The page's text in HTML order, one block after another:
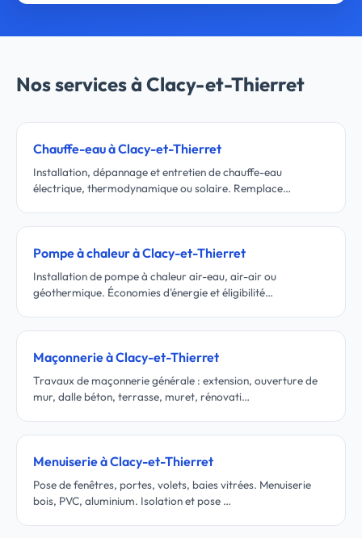
Nos services à Clacy-et-Thierret
Chauffe-eau à Clacy-et-Thierret
Installation, dépannage et entretien de chauffe-eau
électrique, thermodynamique ou solaire. Remplace…
Pompe à chaleur à Clacy-et-Thierret
Installation de pompe à chaleur air-eau, air-air ou
géothermique. Économies d'énergie et éligibilité…
Maçonnerie à Clacy-et-Thierret
Travaux de maçonnerie générale : extension, ouverture de
mur, dalle béton, terrasse, muret, rénovati…
Menuiserie à Clacy-et-Thierret
Pose de fenêtres, portes, volets, baies vitrées. Menuiserie
bois, PVC, aluminium. Isolation et pose …